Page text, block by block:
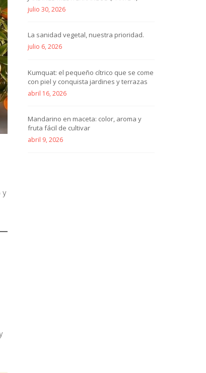
y
julio 30, 2026
La sanidad vegetal, nuestra prioridad.
julio 6, 2026
Kumquat: el pequeño cítrico que se come
con piel y conquista jardines y terrazas
abril 16, 2026
Mandarino en maceta: color, aroma y
fruta fácil de cultivar
abril 9, 2026